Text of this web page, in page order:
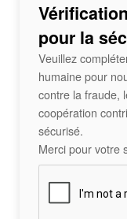
pour la
Veuillez
humaine pour
contre la fraude,
coopération
sécurisé.
Merci pour votre